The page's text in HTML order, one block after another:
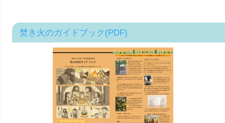
焚き火のガイドブック(PDF)